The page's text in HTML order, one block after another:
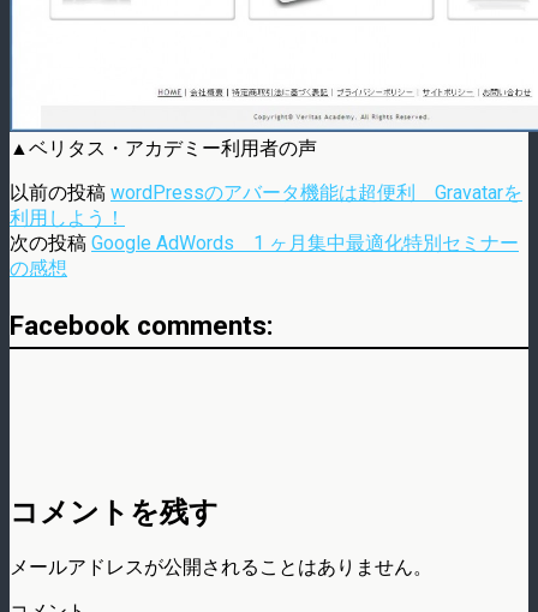
▲ベリタス・アカデミー利用者の声
以前の投稿 wordPressのアバータ機能は超便利 Gravatarを
利用しよう！
次の投稿 Google AdWords 1 ヶ月集中最適化特別セミナー
の感想
Facebook comments:
コメントを残す
メールアドレスが公開されることはありません。